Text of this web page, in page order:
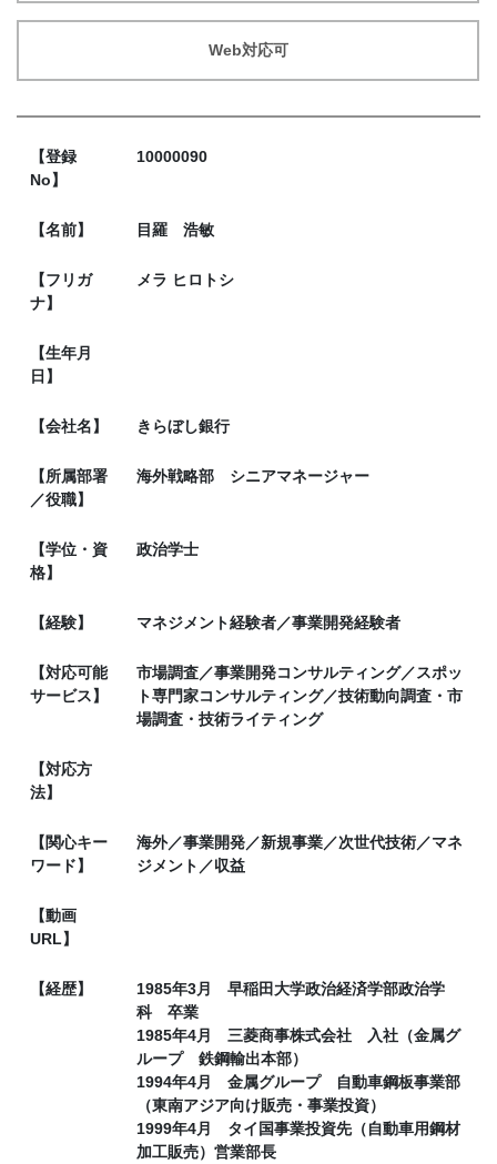
Web対応可
【登録
No】
10000090
【名前】 目羅 浩敏
【フリガ
ナ】
メラ ヒロトシ
【生年月
日】
【会社名】 きらぼし銀行
【所属部署
／役職】
海外戦略部 シニアマネージャー
【学位・資
格】
政治学士
【経験】 マネジメント経験者／事業開発経験者
【対応可能
サービス】
市場調査／事業開発コンサルティング／スポッ
ト専門家コンサルティング／技術動向調査・市
場調査・技術ライティング
【対応方
法】
【関心キー
ワード】
海外／事業開発／新規事業／次世代技術／マネ
ジメント／収益
【動画
URL】
【経歴】
1985年3月 早稲田大学政治経済学部政治学
科 卒業
1985年4月 三菱商事株式会社 入社（金属グ
ループ 鉄鋼輸出本部）
1994年4月 金属グループ 自動車鋼板事業部
（東南アジア向け販売・事業投資）
1999年4月 タイ国事業投資先（自動車用鋼材
加工販売）営業部長